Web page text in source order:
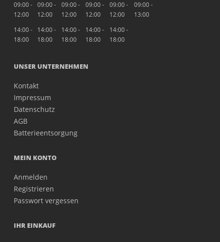
09:00 -
12:00
09:00 -
12:00
09:00 -
12:00
09:00 -
12:00
09:00 -
12:00
09:00 -
13:00
14:00 -
18:00
14:00 -
18:00
14:00 -
18:00
14:00 -
18:00
14:00 -
18:00
UNSER UNTERNEHMEN
Kontakt
Impressum
Datenschutz
AGB
Batterieentsorgung
MEIN KONTO
Anmelden
Registrieren
Passwort vergessen
IHR EINKAUF